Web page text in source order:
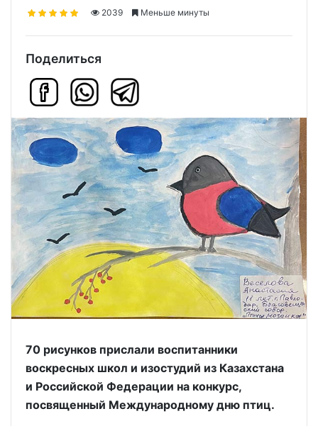
2039
Меньше минуты
Поделиться
70 рисунков прислали воспитанники
воскресных школ и изостудий из Казахстана
и Российской Федерации на конкурс,
посвященный Международному дню птиц.